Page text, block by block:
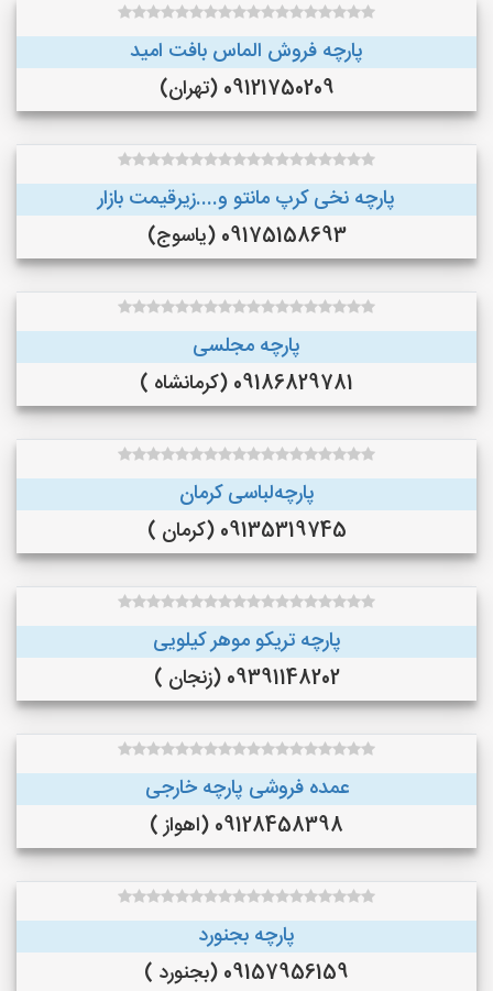
پارچه فروش الماس بافت امید
09121750209 (تهران)
پارچه نخی کرپ مانتو و....زیرقیمت بازار
09175158693 (یاسوج)
پارچه مجلسی
09186829781 (کرمانشاه )
پارچه‌لباسی کرمان
09135319745 (کرمان )
پارچه تریکو موهر کیلویی
09391148202 (زنجان )
عمده فروشی پارچه خارجی
09128458398 (اهواز )
پارچه بجنورد
09157956159 (بجنورد )